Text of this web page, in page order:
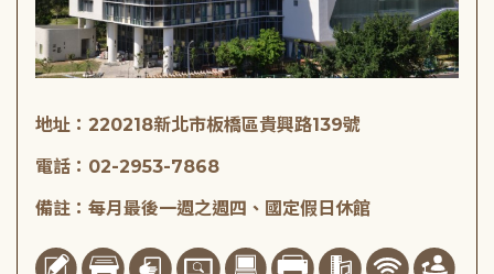
地址：220218新北市板橋區貴興路139號
電話：02-2953-7868
備註：每月最後一週之週四、國定假日休館